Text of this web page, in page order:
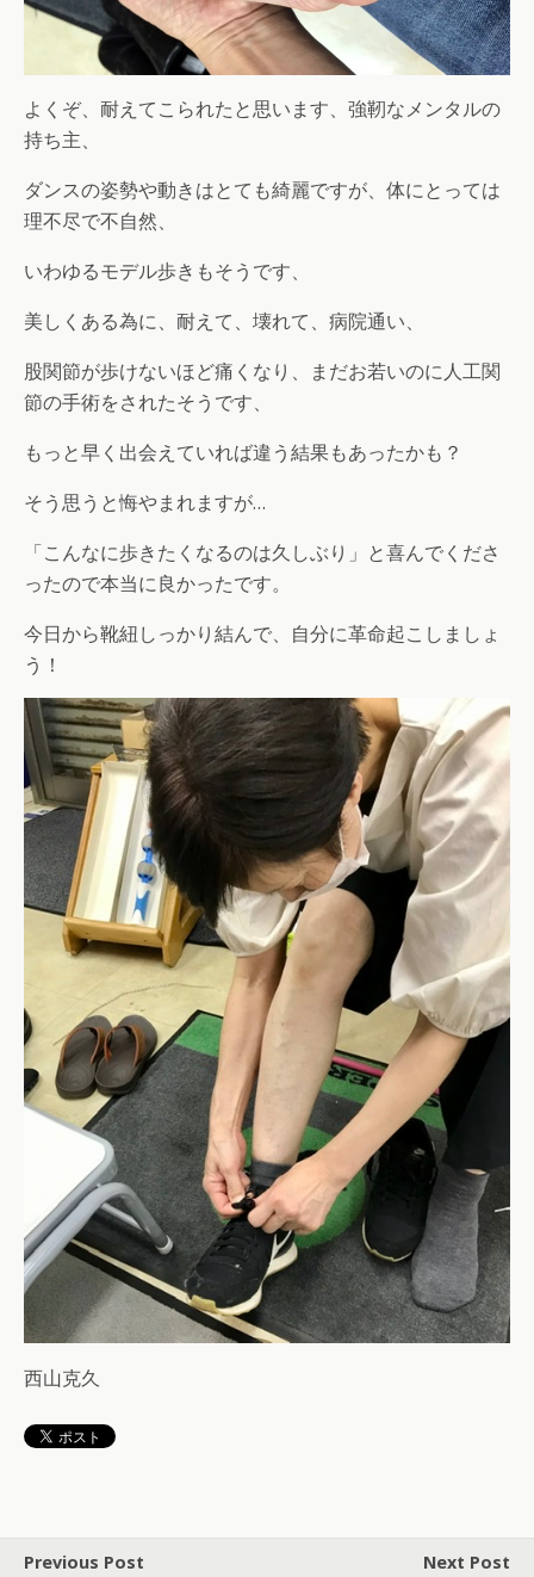
よくぞ、耐えてこられたと思います、強靭なメンタルの
持ち主、
ダンスの姿勢や動きはとても綺麗ですが、体にとっては
理不尽で不自然、
いわゆるモデル歩きもそうです、
美しくある為に、耐えて、壊れて、病院通い、
股関節が歩けないほど痛くなり、まだお若いのに人工関
節の手術をされたそうです、
もっと早く出会えていれば違う結果もあったかも？
そう思うと悔やまれますが…
「こんなに歩きたくなるのは久しぶり」と喜んでくださ
ったので本当に良かったです。
今日から靴紐しっかり結んで、自分に革命起こしましょ
う！
西山克久
Previous Post Next Post